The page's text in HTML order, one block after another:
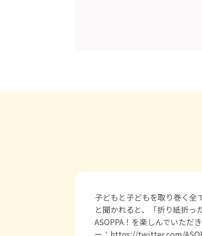
子どもと子どもを取り巻く全
と聞かれると、「折り紙折っ
ASOPPA！を楽しんでいた